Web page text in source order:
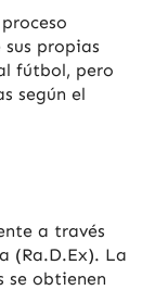
propias
fútbol, pero
según el
a través
(Ra.D.Ex). La
se obtienen